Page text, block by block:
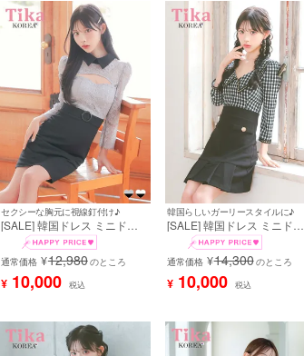
セクシーな胸元に視線釘付け♪
[SALE] 韓国ドレス ミニドレ
ス 襟付き バストカット 袖あ
り スカラップレース 谷間魅せ
タイト キャバドレス (緩苺着
用) [tk-mdkj001a]
通常価格 ¥12,980のところ
¥ 10,000 税込
韓国らしいガーリースタイルに♪
[SALE] 韓国ドレス ミニドレ
ス 袖あり 襟付き チェック柄
八部袖 裾プリーツ タイト キ
ャバドレス (緩苺着用) [tk-
mdk3011]
通常価格 ¥14,300のところ
¥ 10,000 税込